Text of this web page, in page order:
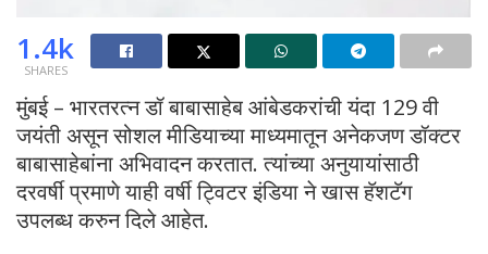
1.4k
SHARES
मुंबई – भारतरत्न डॉ बाबासाहेब आंबेडकरांची यंदा 129 वी
जयंती असून सोशल मीडियाच्या माध्यमातून अनेकजण डॉक्टर
बाबासाहेबांना अभिवादन करतात. त्यांच्या अनुयायांसाठी
दरवर्षी प्रमाणे याही वर्षी ट्विटर इंडिया ने खास हॅशटॅग
उपलब्ध करुन दिले आहेत.